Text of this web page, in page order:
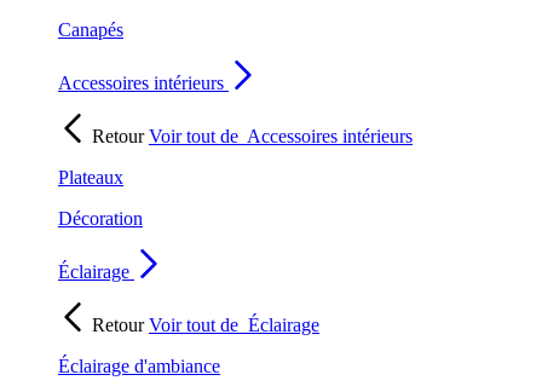
Canapés
Accessoires intérieurs
RetourVoir tout de Accessoires intérieurs
Plateaux
Décoration
Éclairage
RetourVoir tout de Éclairage
Éclairage d'ambiance